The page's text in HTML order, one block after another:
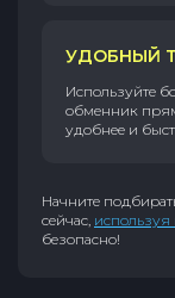
УДОБНЫЙ
Используйте
обменник
удобнее и
Начните
сейчас,
безопасно!